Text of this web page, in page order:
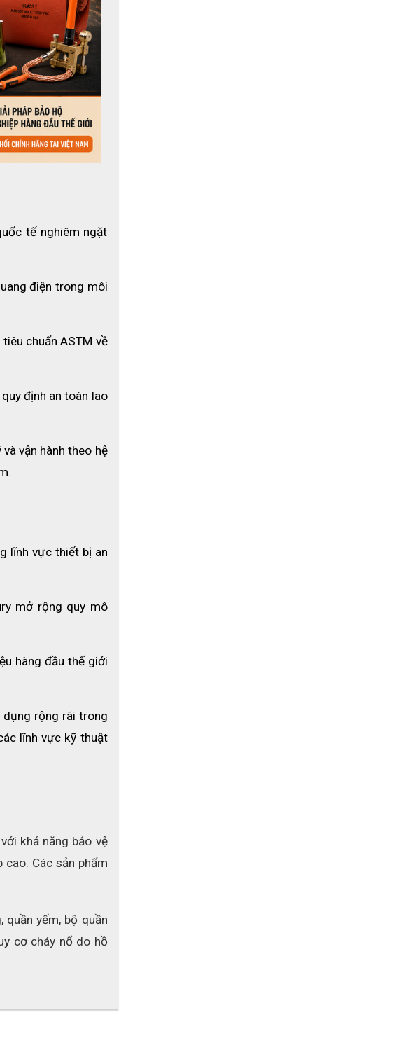
này cực kỳ quan
giúp sản phẩm giữ
lớp được xử lý
chuyển, giảm thiểu
hoặc địa hình gồ gề
môi trường công
tế nghiêm ngặt
điện trong môi
chuẩn ASTM về
định an toàn lao
vận hành theo hệ
lĩnh vực thiết bị an
mở rộng quy mô
hàng đầu thế giới
dụng rộng rãi trong
lĩnh vực kỹ thuật
khả năng bảo vệ
Các sản phẩm
quần yếm, bộ quần
cơ cháy nổ do hồ